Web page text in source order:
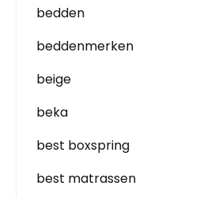
bedden
beddenmerken
beige
beka
best boxspring
best matrassen